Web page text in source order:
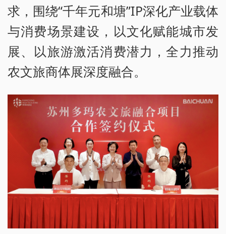
求，围绕“千年元和塘”IP深化产业载体
与消费场景建设，以文化赋能城市发
展、以旅游激活消费潜力，全力推动
农文旅商体展深度融合。